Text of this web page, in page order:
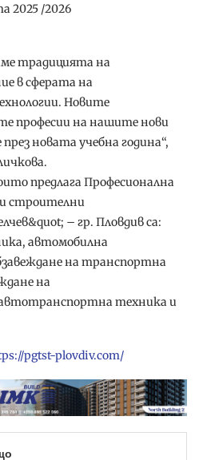
2025 /2026
традицията на
в сферата на
Новите
професии на нашите нови
новата учебна година“,
предлага Професионална
строителни
– гр. Пловдив са:
автомобилна
на транспортна
на
техника и
pgtst-plovdiv.com/